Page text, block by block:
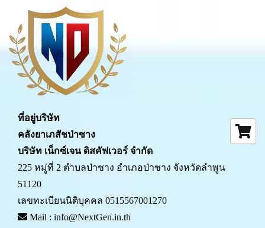
ที่อยู่บริษัท
คลังยาเภสัชป่าซาง
บริษัท เน็กซ์เจน ดิสคัฟเวอร์ จำกัด
225 หมู่ที่ 2 ตำบลป่าซาง อำเภอป่าซาง จังหวัดลำพูน
51120
เลขทะเบียนนิติบุคคล 0515567001270
Mail : info@NextGen.in.th